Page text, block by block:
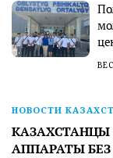
НОВОСТИ
КАЗАХСТАНЦЫ
АППАРАТЫ